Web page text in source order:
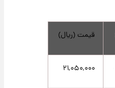
قیمت (ریال)
۲۱,۰۵۰,۰۰۰